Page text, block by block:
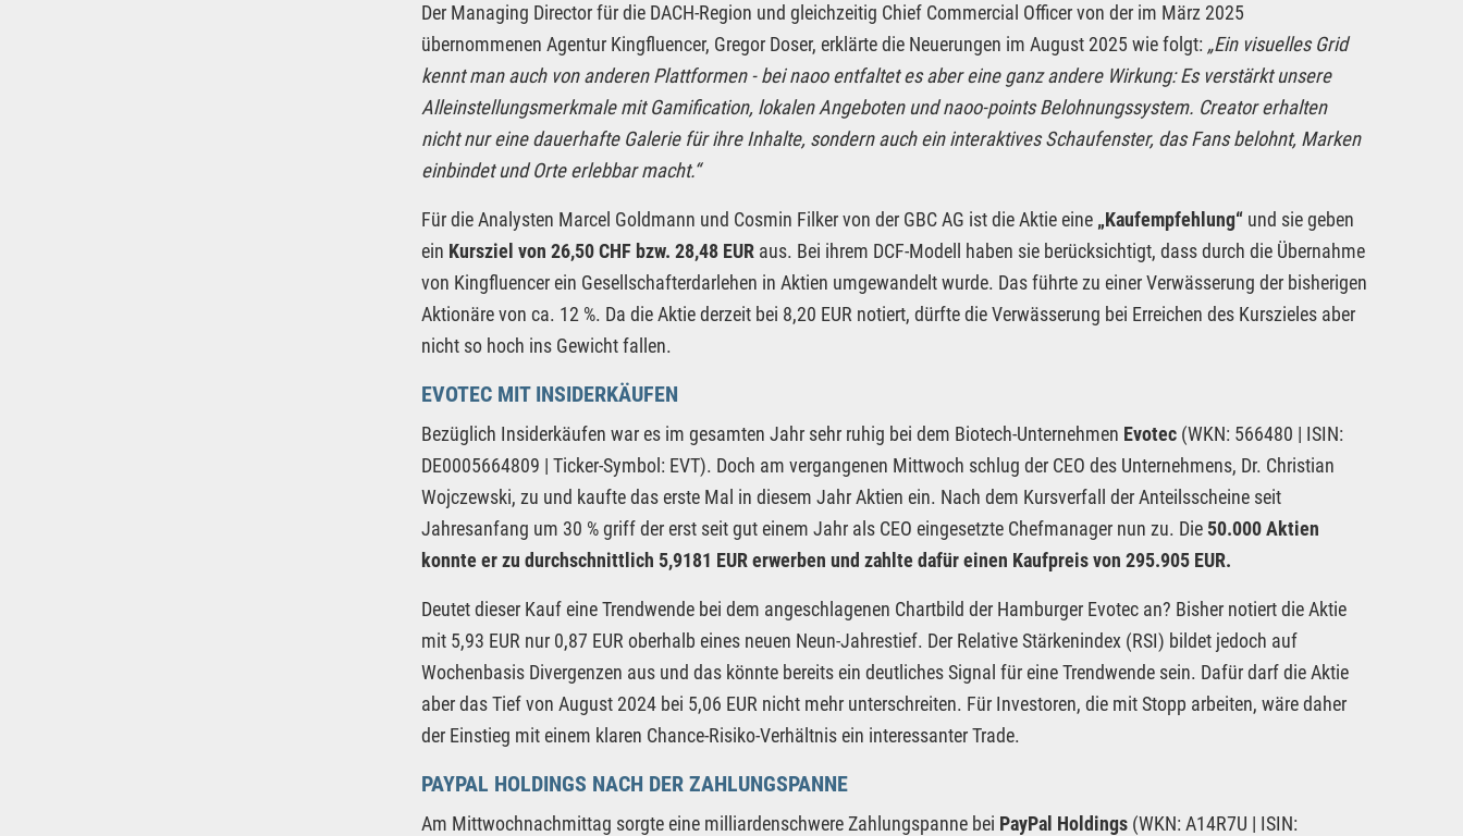
Der Managing Director für die DACH-Region und gleichzeitig Chief Commercial Officer von der im März 2025
übernommenen Agentur Kingfluencer, Gregor Doser, erklärte die Neuerungen im August 2025 wie folgt: „Ein visuelles Grid
kennt man auch von anderen Plattformen - bei naoo entfaltet es aber eine ganz andere Wirkung: Es verstärkt unsere
Alleinstellungsmerkmale mit Gamification, lokalen Angeboten und naoo-points Belohnungssystem. Creator erhalten
nicht nur eine dauerhafte Galerie für ihre Inhalte, sondern auch ein interaktives Schaufenster, das Fans belohnt, Marken
einbindet und Orte erlebbar macht.“
Für die Analysten Marcel Goldmann und Cosmin Filker von der GBC AG ist die Aktie eine „Kaufempfehlung“ und sie geben
ein Kursziel von 26,50 CHF bzw. 28,48 EUR aus. Bei ihrem DCF-Modell haben sie berücksichtigt, dass durch die Übernahme
von Kingfluencer ein Gesellschafterdarlehen in Aktien umgewandelt wurde. Das führte zu einer Verwässerung der bisherigen
Aktionäre von ca. 12 %. Da die Aktie derzeit bei 8,20 EUR notiert, dürfte die Verwässerung bei Erreichen des Kurszieles aber
nicht so hoch ins Gewicht fallen.
EVOTEC MIT INSIDERKÄUFEN
Bezüglich Insiderkäufen war es im gesamten Jahr sehr ruhig bei dem Biotech-Unternehmen Evotec (WKN: 566480 | ISIN:
DE0005664809 | Ticker-Symbol: EVT). Doch am vergangenen Mittwoch schlug der CEO des Unternehmens, Dr. Christian
Wojczewski, zu und kaufte das erste Mal in diesem Jahr Aktien ein. Nach dem Kursverfall der Anteilsscheine seit
Jahresanfang um 30 % griff der erst seit gut einem Jahr als CEO eingesetzte Chefmanager nun zu. Die 50.000 Aktien
konnte er zu durchschnittlich 5,9181 EUR erwerben und zahlte dafür einen Kaufpreis von 295.905 EUR.
Deutet dieser Kauf eine Trendwende bei dem angeschlagenen Chartbild der Hamburger Evotec an? Bisher notiert die Aktie
mit 5,93 EUR nur 0,87 EUR oberhalb eines neuen Neun-Jahrestief. Der Relative Stärkenindex (RSI) bildet jedoch auf
Wochenbasis Divergenzen aus und das könnte bereits ein deutliches Signal für eine Trendwende sein. Dafür darf die Aktie
aber das Tief von August 2024 bei 5,06 EUR nicht mehr unterschreiten. Für Investoren, die mit Stopp arbeiten, wäre daher
der Einstieg mit einem klaren Chance-Risiko-Verhältnis ein interessanter Trade.
PAYPAL HOLDINGS NACH DER ZAHLUNGSPANNE
Am Mittwochnachmittag sorgte eine milliardenschwere Zahlungspanne bei PayPal Holdings (WKN: A14R7U | ISIN: